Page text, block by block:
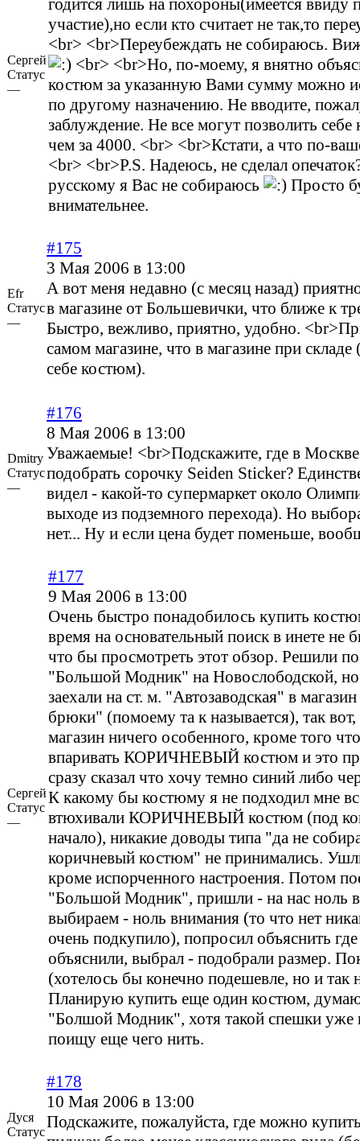
Сергей
Статус
—
годится лишь на похороны(имеется ввиду
участие),но если кто считает не так,то
<br> <br>Переубеждать не собираюсь.
<br> <br>Но, по-моему, я внятно
костюм за указанную Вами сумму можно
по другому назначению. Не вводите,
заблуждение. Не все могут позволить
чем за 4000. <br> <br>Кстати, а что по-
<br> <br>P.S. Надеюсь, не сделал
русскому я Вас не собираюсь
Просто
внимательнее.
Efr
Статус
—
#175
3 Мая 2006 в 13:00
А вот меня недавно (с месяц назад)
в магазине от Большевички, что ближе к
Быстро, вежливо, приятно, удобно.
самом магазине, что в магазине при складе
себе костюм).
Dmitry
Статус
—
#176
8 Мая 2006 в 13:00
Уважаемые! <br>Подскажите, где в
подобрать сорочку Seiden Sticker?
видел - какой-то супермаркет около
выходе из подземного перехода). Но
нет... Ну и если цена будет поменьше,
Сергей
Статус
—
#177
9 Мая 2006 в 13:00
Очень быстро понадобилось купить
время на основательный поиск в инете не
что бы просмотреть этот обзор. Решили
"Большой Модник" на Новослободской,
заехали на ст. м. "Автозаводская" в
брюки" (помоему та к называется), так вот,
магазин ничего особенного, кроме того
впаривать КОРИЧНЕВЫЙ костюм и это
сразу сказал что хочу темно синий либо
К какому бы костюму я не подходил мне
втюхивали КОРИЧНЕВЫЙ костюм (под
начало), никакие доводы типа "да не
коричневый костюм" не принимались.
кроме испорченного настроения. Потом
"Большой Модник", пришли - на нас ноль
выбираем - ноль внимания (то что нет
очень подкупило), попросил объяснить
объяснили, выбрал - подобрали размер.
(хотелось бы конечно подешевле, но и так
Планирую купить еще один костюм,
"Болшой Модник", хотя такой спешки уже
поищу еще чего нить.
Дуся
Статус
#178
10 Мая 2006 в 13:00
Подскажите, пожалуйста, где можно